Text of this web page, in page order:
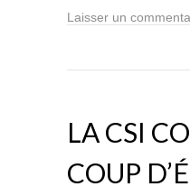
Laisser un
LA CSI
COUP